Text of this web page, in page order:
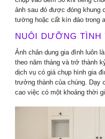
ảnh sau đó được đóng khung
tường hoặc cất kín đáo trong
NUÔI DƯỠNG TÌNH
Ảnh chân dung gia đình luôn
theo năm tháng và trở thành
dịch vụ có giá chụp hình gia
trưởng thành của chúng. Dạy
cao việc có một khoảng thời